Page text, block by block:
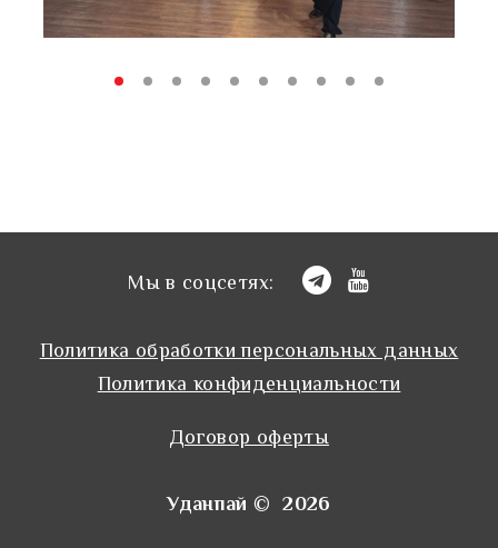
Мы в соцсетях:
Политика обработки персональных данных
Политика конфиденциальности
Договор оферты
Уданпай © 2026